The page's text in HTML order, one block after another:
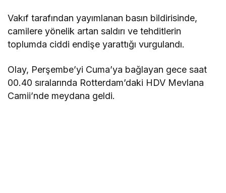
Vakıf tarafından yayımlanan basın bildirisinde,
camilere yönelik artan saldırı ve tehditlerin
toplumda ciddi endişe yarattığı vurgulandı.
Olay, Perşembe’yi Cuma’ya bağlayan gece saat
00.40 sıralarında Rotterdam’daki HDV Mevlana
Camii’nde meydana geldi.